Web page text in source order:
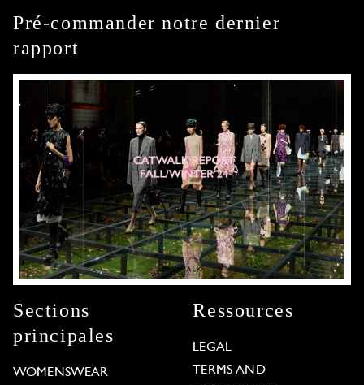
Pré-commander notre dernier
rapport
Sections
principales
WOMENSWEAR
Ressources
LEGAL
TERMS AND